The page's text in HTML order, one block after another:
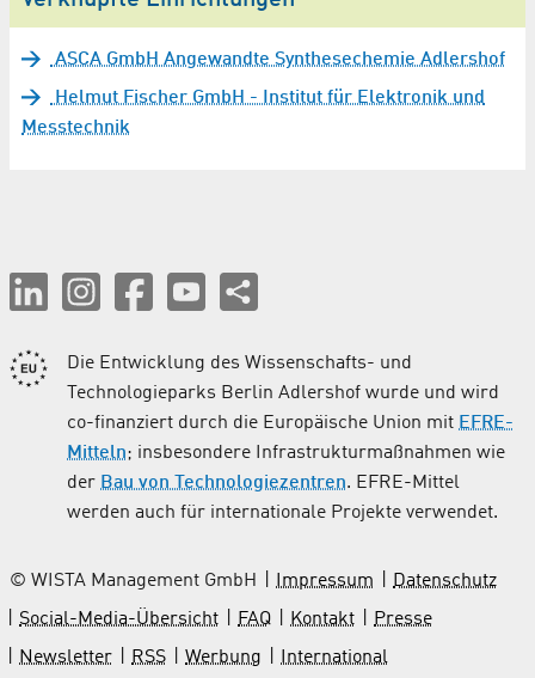
ASCA GmbH Angewandte Synthesechemie Adlershof
Helmut Fischer GmbH - Institut für Elektronik und
Messtechnik
Die Entwicklung des Wissenschafts- und
Technologieparks Berlin Adlershof wurde und wird
co-finanziert durch die Europäische Union mit EFRE-
Mitteln; insbesondere Infrastrukturmaßnahmen wie
der Bau von Technologiezentren. EFRE-Mittel
werden auch für internationale Projekte verwendet.
© WISTA Management GmbH Impressum
Datenschutz
Social-Media-Übersicht
FAQ Kontakt
Presse
Newsletter
RSS Werbung International